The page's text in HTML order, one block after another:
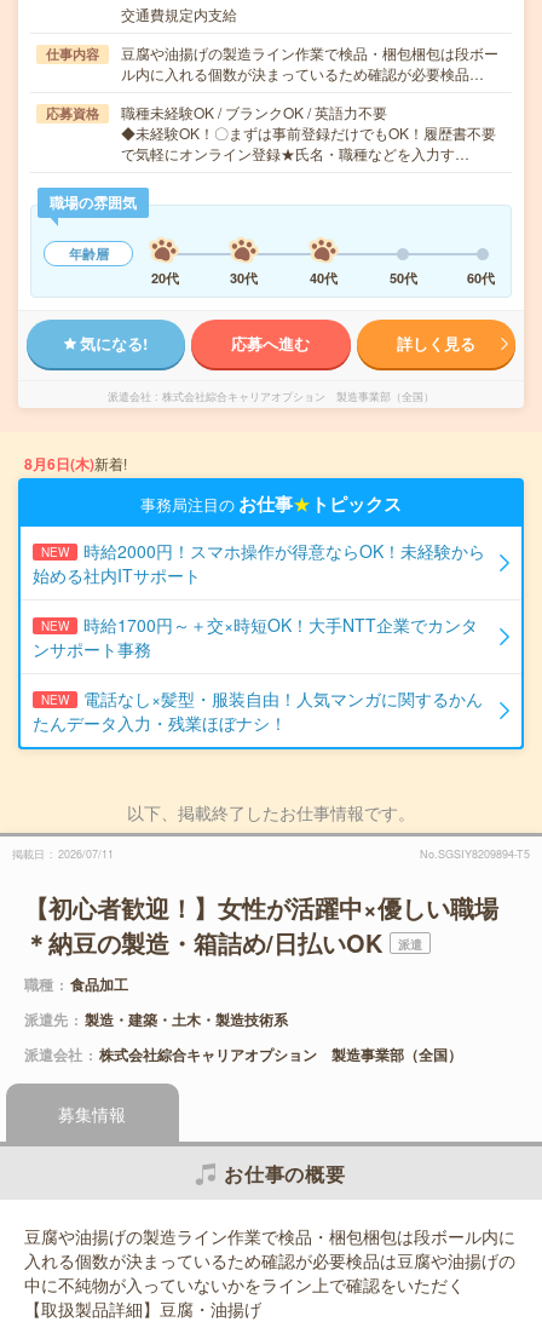
交通費規定内支給
仕事内容
豆腐や油揚げの製造ライン作業で検品・梱包梱包は段ボー
ル内に入れる個数が決まっているため確認が必要検品…
応募資格
職種未経験OK / ブランクOK / 英語力不要
◆未経験OK！〇まずは事前登録だけでもOK！履歴書不要
で気軽にオンライン登録★氏名・職種などを入力す…
職場の雰囲気
年齢層
20代
30代 40代 50代 60代
気になる! 応募へ進む 詳しく見る
派遣会社 株式会社綜合キャリアオプション 製造事業部（全国）
8月6日(木)新着!
事務局注目の お仕事★ トピックス
NEW
時給2000円！スマホ操作が得意ならOK！未経験から
始める社内ITサポート
NEW
時給1700円～＋交×時短OK！大手NTT企業でカンタ
ンサポート事務
NEW
電話なし×髪型・服装自由！人気マンガに関するかん
たんデータ入力・残業ほぼナシ！
以下、掲載終了したお仕事情報です。
掲載日 2026/07/11 No.SGSIY8209894-T5
【初心者歓迎！】女性が活躍中×優しい職場
＊納豆の製造・箱詰め/日払いOK
派遣
職種
食品加工
派遣先
製造・建築・土木・製造技術系
派遣会社
株式会社綜合キャリアオプション 製造事業部（全国）
募集情報
お仕事の概要
豆腐や油揚げの製造ライン作業で検品・梱包梱包は段ボール内に
入れる個数が決まっているため確認が必要検品は豆腐や油揚げの
中に不純物が入っていないかをライン上で確認をいただく
【取扱製品詳細】豆腐・油揚げ